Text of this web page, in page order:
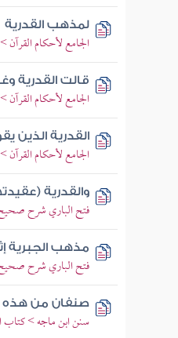
لمذهب القدرية
الجامع لأحكام
قالت القدرية
الجامع لأحكام
القدرية الذين
الجامع لأحكام
والقدرية
فتح الباري شرح
مذهب الجبرية
فتح الباري شرح
صنفان من هذه
سنن ابن ماجه > كتاب